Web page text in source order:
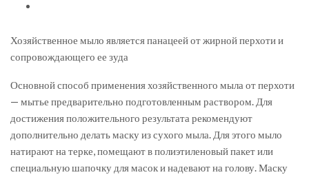
Хозяйственное мыло является панацеей от жирной перхоти и
сопровождающего ее зуда
Основной способ применения хозяйственного мыла от перхоти
— мытье предварительно подготовленным раствором. Для
достижения положительного результата рекомендуют
дополнительно делать маску из сухого мыла. Для этого мыло
натирают на терке, помещают в полиэтиленовый пакет или
специальную шапочку для масок и надевают на голову. Маску